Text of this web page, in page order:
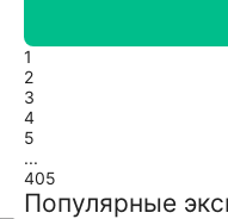
1
2
3
4
5
...
405
Популярные